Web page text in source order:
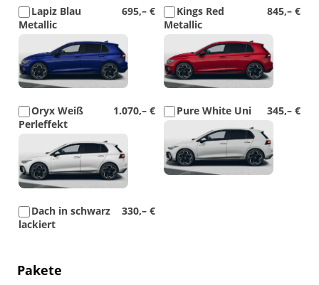
Pakete
695,– €
Lapiz Blau
Metallic
845,– €
Kings Red
Metallic
1.070,– €
Oryx Weiß
Perleffekt
345,– €
Pure White Uni
330,– €
Dach in schwarz
lackiert